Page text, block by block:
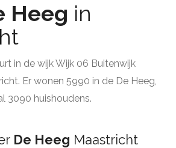
Heeg in
in de wijk Wijk 06 Buitenwijk
Er wonen 5990 in de De Heeg,
3090 huishoudens.
De Heeg Maastricht